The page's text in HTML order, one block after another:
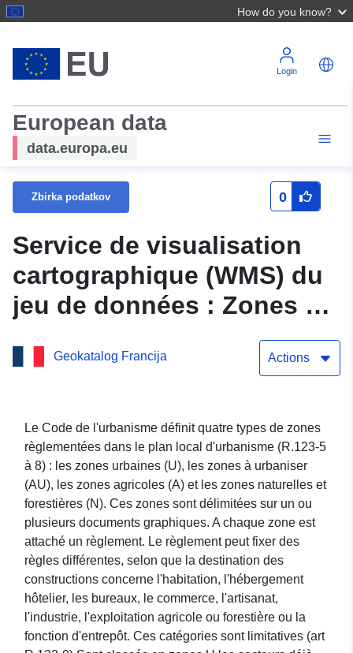
How do you know?
Login
European data
data.europa.eu
Zbirka podatkov 0
Service de visualisation
cartographique (WMS) du
jeu de données : Zones du
PLU (doc. du 30.11.2012)
de la commune de Beffes
Geokatalog Francija Actions
Le Code de l'urbanisme définit quatre types de zones
règlementées dans le plan local d'urbanisme (R.123-5
à 8) : les zones urbaines (U), les zones à urbaniser
(AU), les zones agricoles (A) et les zones naturelles et
forestières (N). Ces zones sont délimitées sur un ou
plusieurs documents graphiques. A chaque zone est
attaché un règlement. Le règlement peut fixer des
règles différentes, selon que la destination des
constructions concerne l'habitation, l'hébergement
hôtelier, les bureaux, le commerce, l'artisanat,
l'industrie, l'exploitation agricole ou forestière ou la
fonction d'entrepôt. Ces catégories sont limitatives (art